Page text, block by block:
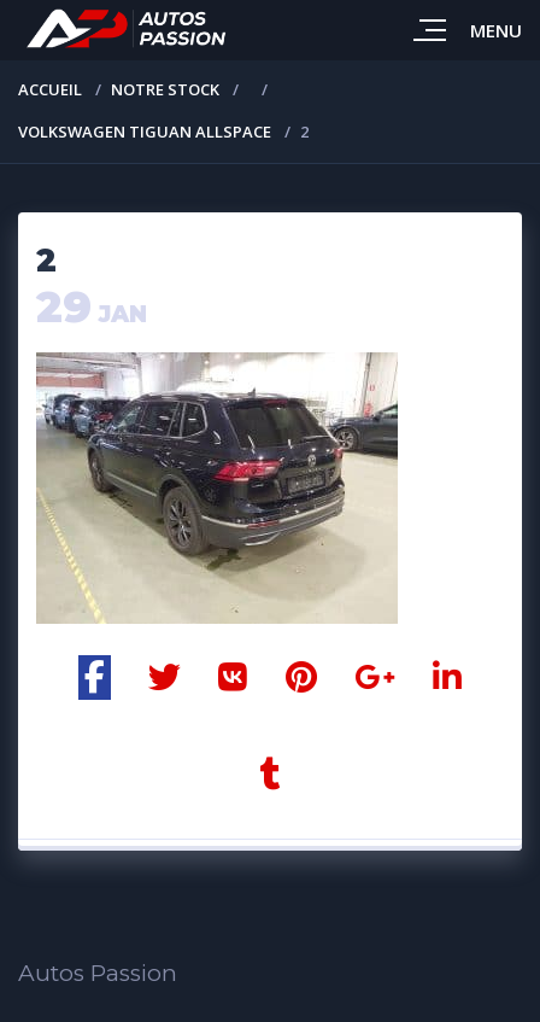
MENU
ACCUEIL
NOTRE STOCK
VOLKSWAGEN TIGUAN ALLSPACE
2
2
29 JAN
Autos Passion